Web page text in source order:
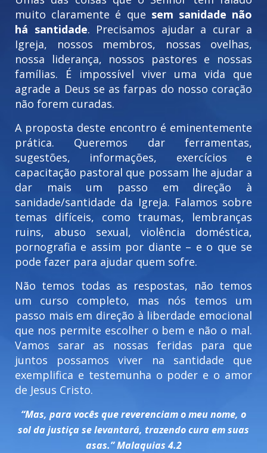
muito claramente é que sem sanidade não
há santidade. Precisamos ajudar a curar a
Igreja, nossos membros, nossas ovelhas,
nossa liderança, nossos pastores e nossas
famílias. É impossível viver uma vida que
agrade a Deus se as farpas do nosso coração
não forem curadas.
A proposta deste encontro é eminentemente
prática. Queremos dar ferramentas,
sugestões, informações, exercícios e
capacitação pastoral que possam lhe ajudar a
dar mais um passo em direção à
sanidade/santidade da Igreja. Falamos sobre
temas difíceis, como traumas, lembranças
ruins, abuso sexual, violência doméstica,
pornografia e assim por diante – e o que se
pode fazer para ajudar quem sofre.
Não temos todas as respostas, não temos
um curso completo, mas nós temos um
passo mais em direção à liberdade emocional
que nos permite escolher o bem e não o mal.
Vamos sarar as nossas feridas para que
juntos possamos viver na santidade que
exemplifica e testemunha o poder e o amor
de Jesus Cristo.
“Mas, para vocês que reverenciam o meu nome, o
sol da justiça se levantará, trazendo cura em suas
asas.” Malaquias 4.2